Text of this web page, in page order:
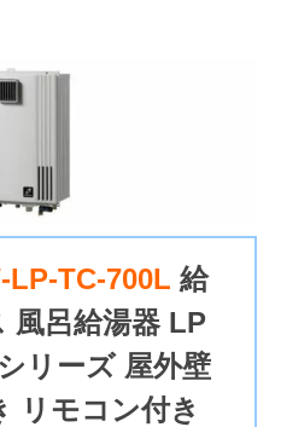
LP-TC-700L 給
風呂給湯器 LP
リーズ 屋外壁
リモコン付き